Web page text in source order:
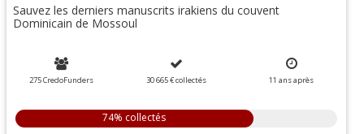
Sauvez les derniers manuscrits irakiens du couvent
Dominicain de Mossoul
275 CredoFunders 30 665 €collectés 11 ansaprès
74% collectés